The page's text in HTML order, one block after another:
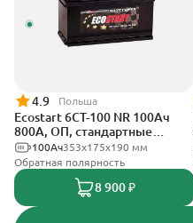
4.9 Польша
Ecostart 6CT-100 NR 100Ач
800А, ОП, стандартные
клеммы353x175x190 мм
100Ач
Обратная полярность
8 900 ₽